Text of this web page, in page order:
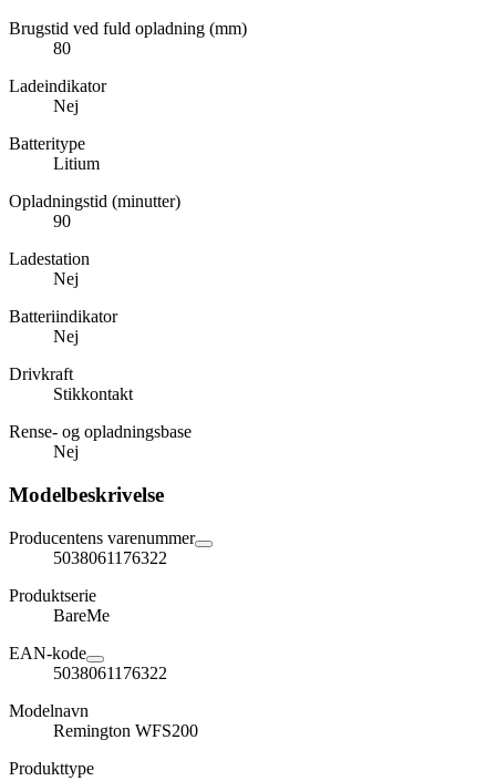
Brugstid ved fuld opladning (mm)
80
Ladeindikator
Nej
Batteritype
Litium
Opladningstid (minutter)
90
Ladestation
Nej
Batteriindikator
Nej
Drivkraft
Stikkontakt
Rense- og opladningsbase
Nej
Modelbeskrivelse
Producentens varenummer
5038061176322
Produktserie
BareMe
EAN-kode
5038061176322
Modelnavn
Remington WFS200
Produkttype